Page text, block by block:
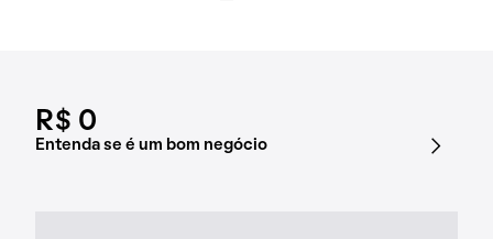
R$ 0
Entenda se é um bom negócio